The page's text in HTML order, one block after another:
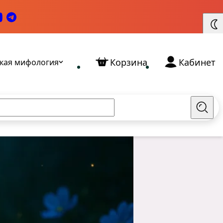
Славянские Богини: кто
мифология Корзина Кабинет